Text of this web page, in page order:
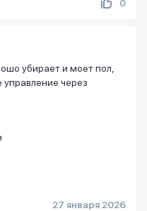
0
убирает и моет пол,
управление через
27 января 2026